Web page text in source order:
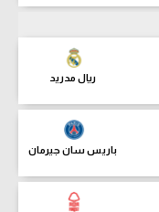
ريال مدريد
باريس سان جيرمان